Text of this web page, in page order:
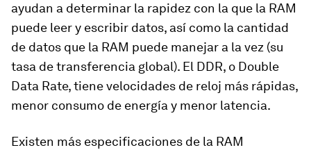
ayudan a determinar la rapidez con la que la RAM
puede leer y escribir datos, así como la cantidad
de datos que la RAM puede manejar a la vez (su
tasa de transferencia global). El DDR, o Double
Data Rate, tiene velocidades de reloj más rápidas,
menor consumo de energía y menor latencia.
Existen más especificaciones de la RAM